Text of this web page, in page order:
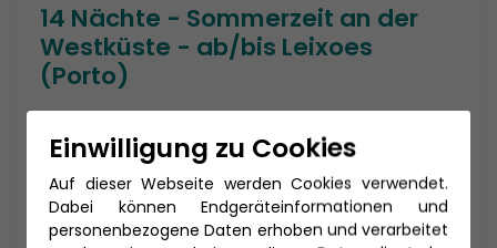
14 Nächte - Sommerzeit an der
Westküste - ab/bis Leixoes
(Porto)
Reisedauer: 15 Tage
13.08. - 27.08.2026
p.P. ab 2.349 €
Einwilligung zu Cookies
Auf dieser Webseite werden Cookies verwendet.
Dabei können Endgeräteinformationen und
personenbezogene Daten erhoben und verarbeitet